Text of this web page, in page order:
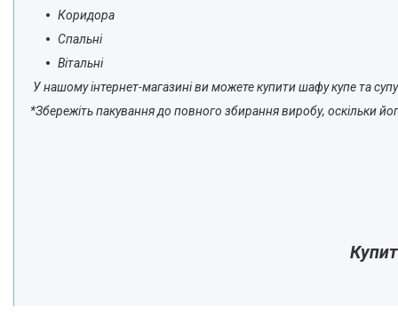
Коридора
Спальні
Вітальні
У нашому інтернет-магазині ви можете купити шафу купе та
*Збережіть пакування до повного збирання виробу, оскільки